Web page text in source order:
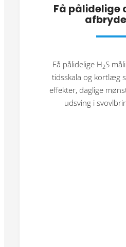
Få pålidelige
Få pålidelige H2S
tidsskala og kortlæg
effekter, daglige
udsving i